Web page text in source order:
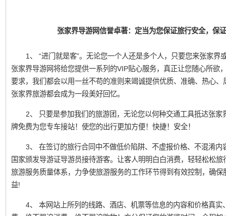
张家界导游网信誉卓著：定当为您保证旅行安全，保
1、 “进门就是客”。无论您一个人还是多个人，只要您来张家
张家界导游网将给您提供一系列的VIP贴心服务，真正让您随心所欲
要求，我们都会以用一丝不苟的准则来竭诚提供优质、准确、热心
张家界旅游都会成为一段美好回忆。
2、 只要是参加我们的旅游团，无论您以何种交通工具抵达张
牌免费为您专车接站！使您的出行更加方便！快捷！安全！
3、 在签订的旅行合同中不做低价陷阱、不虚报价格、不混淆
国家颁发导游证导游员接待游客。让客人明明白白消费，轻轻松松
旅游服务质量体系，力争使旅游服务的工作环节得到有效控制，确
益!
4、 本网站上所列的线路、酒店、机票等信息的内容和价格真